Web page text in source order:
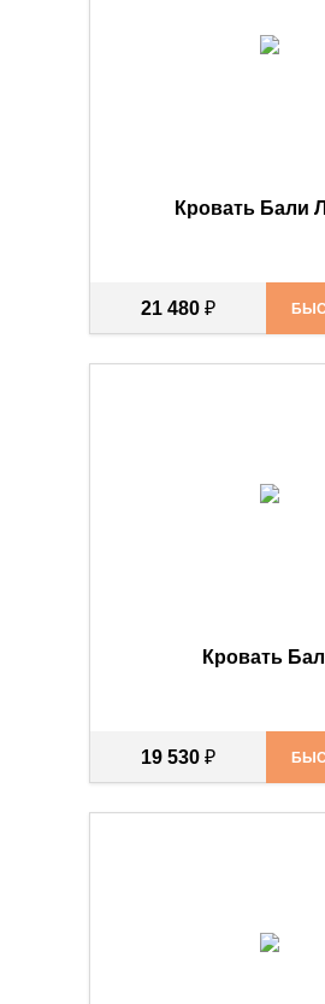
Кровать Бали
21 480 ₽
Кровать
19 530 ₽